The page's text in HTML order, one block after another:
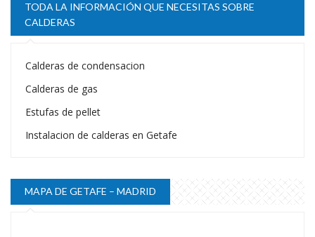
TODA LA INFORMACIÓN QUE NECESITAS SOBRE
CALDERAS
Calderas de condensacion
Calderas de gas
Estufas de pellet
Instalacion de calderas en Getafe
MAPA DE GETAFE – MADRID